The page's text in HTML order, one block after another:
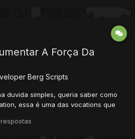
A Força Da
Berg Scripts
duvida simples, queria saber como
essa é uma das vocations que
uchiha" description="a madara